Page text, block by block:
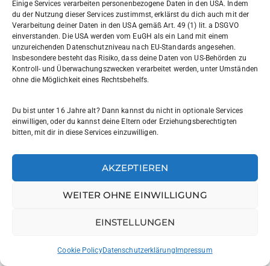
Einige Services verarbeiten personenbezogene Daten in den USA. Indem
du der Nutzung dieser Services zustimmst, erklärst du dich auch mit der
Verarbeitung deiner Daten in den USA gemäß Art. 49 (1) lit. a DSGVO
einverstanden. Die USA werden vom EuGH als ein Land mit einem
unzureichenden Datenschutzniveau nach EU-Standards angesehen.
Insbesondere besteht das Risiko, dass deine Daten von US-Behörden zu
Kontroll- und Überwachungszwecken verarbeitet werden, unter Umständen
ohne die Möglichkeit eines Rechtsbehelfs.
Du bist unter 16 Jahre alt? Dann kannst du nicht in optionale Services
einwilligen, oder du kannst deine Eltern oder Erziehungsberechtigten
bitten, mit dir in diese Services einzuwilligen.
AKZEPTIEREN
WEITER OHNE EINWILLIGUNG
EINSTELLUNGEN
Cookie PolicyDatenschutzerklärung Impressum
Club mit Miss Martin
Auch in diesem Halbjahr lädt unsere amerikanische
Fremdsprachenassistentin Miss Martin alle interessierten
Schülerinnen und Schüler ein, ihre Englischkenntnisse in
Sprechen zu haben. Für Klassen 9–11: Für Klassen 7–8:
Komm vorbei und verbessere dein Englisch auf
entspannte Weise!